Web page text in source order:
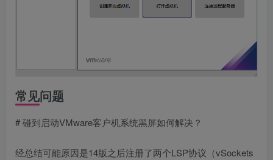
常见问题
# 碰到启动VMware客户机系统黑屏如何解决？
经总结可能原因是14版之后注册了两个LSP协议（vSockets